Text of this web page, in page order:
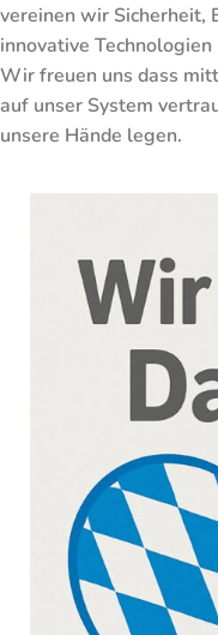
vereinen wir Sicherheit,
innovative
Wir freuen uns dass
auf unser System
unsere Hände legen.